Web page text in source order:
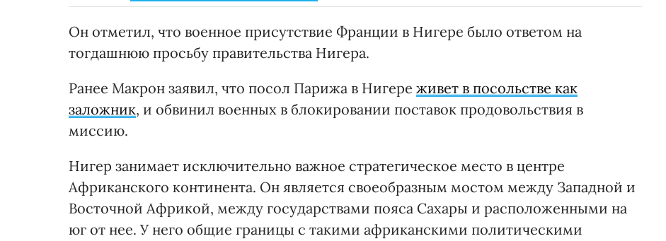
Он отметил, что военное присутствие Франции в Нигере было ответом на
тогдашнюю просьбу правительства Нигера.
Ранее Макрон заявил, что посол Парижа в Нигере живет в посольстве как
заложник, и обвинил военных в блокировании поставок продовольствия в
миссию.
Нигер занимает исключительно важное стратегическое место в центре
Африканского континента. Он является своеобразным мостом между Западной и
Восточной Африкой, между государствами пояса Сахары и расположенными на
юг от нее. У него общие границы с такими африканскими политическими